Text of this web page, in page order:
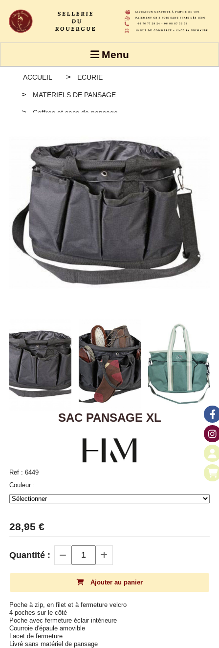
Menu
ACCUEIL ECURIE
MATERIELS DE PANSAGE
Coffres et sacs de pansage
SAC PANSAGE XL
Ref : 6449
Couleur :
28,95 €
Quantité :
Ajouter au panier
Poche à zip, en filet et à fermeture velcro
4 poches sur le côté
Poche avec fermeture éclair intérieure
Courroie d'épaule amovible
Lacet de fermeture
Livré sans matériel de pansage